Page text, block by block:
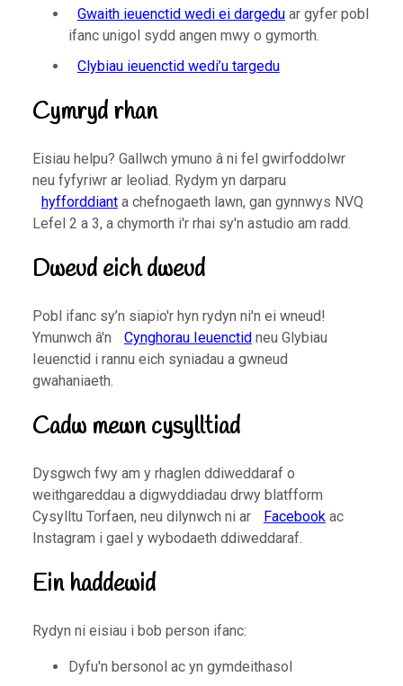
Gwaith ieuenctid wedi ei dargeduar gyfer pobl
ifanc unigol sydd angen mwy o gymorth.
Clybiau ieuenctid wedi’u targedu
Cymryd rhan
Eisiau helpu? Gallwch ymuno â ni fel gwirfoddolwr
neu fyfyriwr ar leoliad. Rydym yn darparu
hyfforddianta chefnogaeth lawn, gan gynnwys NVQ
Lefel 2 a 3, a chymorth i'r rhai sy'n astudio am radd.
Dweud eich dweud
Pobl ifanc sy’n siapio'r hyn rydyn ni'n ei wneud!
Ymunwch â'n
Cynghorau Ieuenctid neu Glybiau
Ieuenctid i rannu eich syniadau a gwneud
gwahaniaeth.
Cadw mewn cysylltiad
Dysgwch fwy am y rhaglen ddiweddaraf o
weithgareddau a digwyddiadau drwy blatfform
Cysylltu Torfaen, neu dilynwch ni ar
Facebookac
Instagram i gael y wybodaeth ddiweddaraf.
Ein haddewid
Rydyn ni eisiau i bob person ifanc:
Dyfu'n bersonol ac yn gymdeithasol